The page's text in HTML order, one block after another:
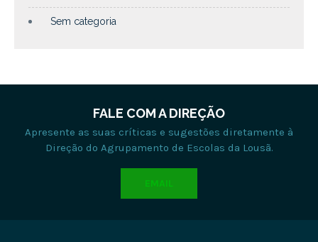
Sem categoria
FALE COM A DIREÇÃO
Apresente as suas críticas e sugestões diretamente à
Direção do Agrupamento de Escolas da Lousã.
EMAIL